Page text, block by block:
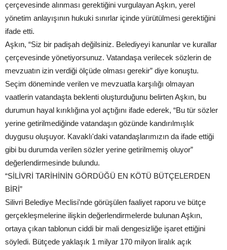
çerçevesinde alınması gerektiğini vurgulayan Aşkın, yerel
yönetim anlayışının hukuki sınırlar içinde yürütülmesi gerektiğini
ifade etti.
Aşkın, “Siz bir padişah değilsiniz. Belediyeyi kanunlar ve kurallar
çerçevesinde yönetiyorsunuz. Vatandaşa verilecek sözlerin de
mevzuatın izin verdiği ölçüde olması gerekir” diye konuştu.
Seçim döneminde verilen ve mevzuatla karşılığı olmayan
vaatlerin vatandaşta beklenti oluşturduğunu belirten Aşkın, bu
durumun hayal kırıklığına yol açtığını ifade ederek, “Bu tür sözler
yerine getirilmediğinde vatandaşın gözünde kandırılmışlık
duygusu oluşuyor. Kavaklı'daki vatandaşlarımızın da ifade ettiği
gibi bu durumda verilen sözler yerine getirilmemiş oluyor”
değerlendirmesinde bulundu.
“SİLİVRİ TARİHİNİN GÖRDÜĞÜ EN KÖTÜ BÜTÇELERDEN
BİRİ”
Silivri Belediye Meclisi'nde görüşülen faaliyet raporu ve bütçe
gerçekleşmelerine ilişkin değerlendirmelerde bulunan Aşkın,
ortaya çıkan tablonun ciddi bir mali dengesizliğe işaret ettiğini
söyledi. Bütçede yaklaşık 1 milyar 170 milyon liralık açık